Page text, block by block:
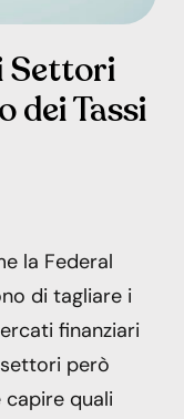
Settori
dei Tassi
la Federal
di tagliare i
finanziari
però
quali